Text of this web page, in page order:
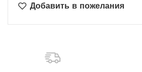
Добавить в пожелания